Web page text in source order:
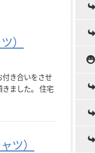
）
き合いをさせ
ました。 住宅
ツ）